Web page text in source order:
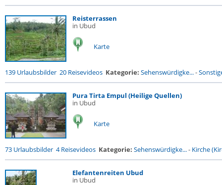
Reisterrassen
in Ubud
Karte
139 Urlaubsbilder 20 Reisevideos Kategorie: Sehenswürdigke...-
Pura Tirta Empul (Heilige Quellen)
in Ubud
Karte
73 Urlaubsbilder 4 Reisevideos Kategorie: Sehenswürdigke...- Kirche
Elefantenreiten Ubud
in Ubud